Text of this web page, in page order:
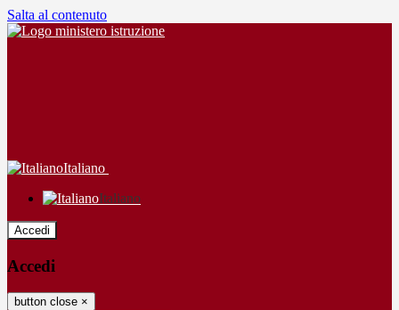
Salta al contenuto
Italiano
Italiano
Accedi
Accedi
button close ×